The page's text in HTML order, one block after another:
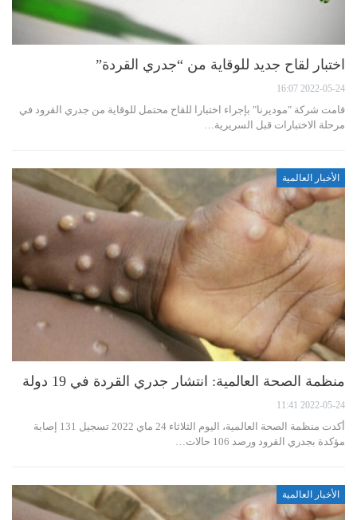
اختبار لقاح جديد للوقاية من “جدري القردة”
2022-05-24 16:07
قامت شركة "موديرنا" بإجراء اختبارا للقاح محتمل للوقاية من جدري القرود في
مرحلة الاختبارات قبل السريرية…
الأخبار العالمية
منظمة الصحة العالمية: انتشار جدري القردة في 19 دولة
2022-05-24 11:41
أكدت منظمة الصحة العالمية، اليوم الثلاثاء 24 ماي 2022 تسجيل 131 إصابة
مؤكدة بجدري القرود ورصد 106 حالات…
الأخبار العالمية